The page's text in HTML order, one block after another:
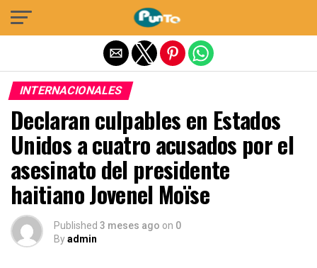
INTERNACIONALES
Declaran culpables en Estados
Unidos a cuatro acusados por el
asesinato del presidente
haitiano Jovenel Moïse
Published 3 meses ago on 0
Byadmin
Salir de la versión móvil